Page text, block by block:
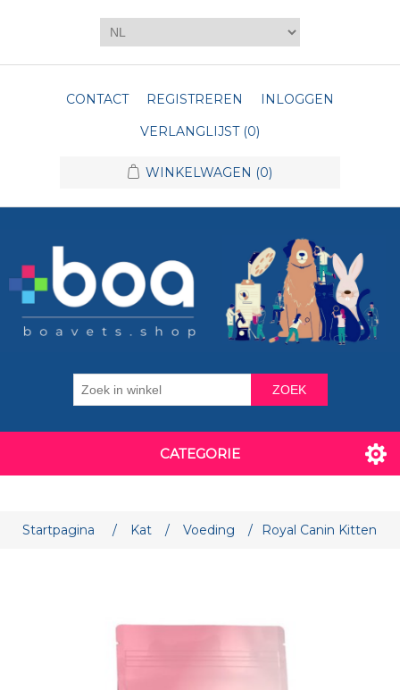
CONTACT REGISTREREN
INLOGGEN
VERLANGLIJST (0)
WINKELWAGEN (0)
ZOEK
CATEGORIE
Startpagina / Kat / Voeding / Royal Canin Kitten